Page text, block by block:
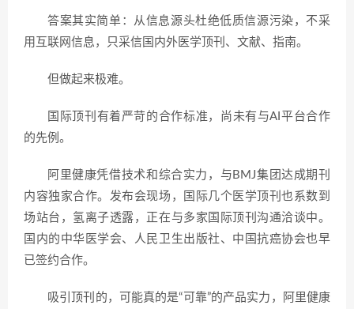
答案其实简单：从信息源头杜绝低质信源污染，不采
用互联网信息，只采信国内外医学顶刊、文献、指南。
但做起来极难。
国际顶刊有着严苛的合作标准，尚未有与AI平台合作
的先例。
阿里健康凭借技术和综合实力，与BMJ集团达成期刊
内容独家合作。发布会现场，国际几个医学顶刊也系数到
场站台，氢离子透露，正在与多家国际顶刊沟通洽谈中。
国内的中华医学会、人民卫生出版社、中国抗癌协会也早
已签约合作。
吸引顶刊的，可能真的是“可靠”的产品实力，阿里健康